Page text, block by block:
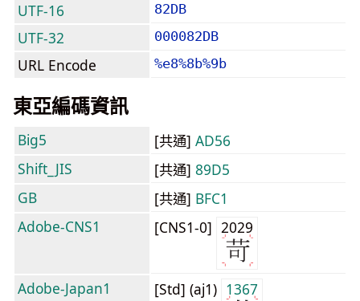
UTF-16 82DB
UTF-32 000082DB
URL Encode %e8%8b%9b
東亞編碼資訊
Big5 [共通] AD56
Shift_JIS
[共通] 89D5
GB
[共通] BFC1
Adobe-CNS1
[CNS1-0] 2029
Adobe-Japan1 [Std] (aj1) 1367